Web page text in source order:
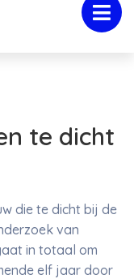
te dicht
die te dicht bij de
van
in totaal om
elf jaar door